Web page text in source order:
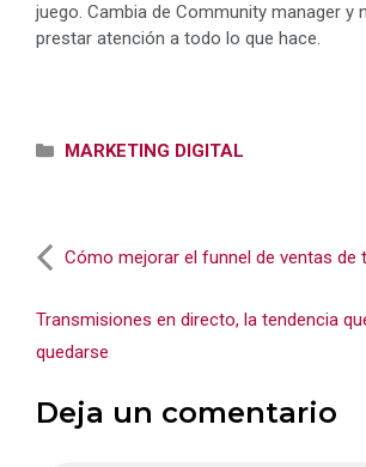
juego. Cambia de Community manager y
prestar atención a todo lo que hace.
Categorías
MARKETING DIGITAL
Cómo mejorar el funnel de ventas de
Transmisiones en directo, la tendencia
quedarse
Deja un comentario